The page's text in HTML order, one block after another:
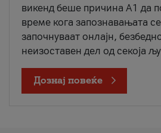
викенд беше причина А1 да
време кога запознавањата
започнуваат онлајн,
неизоставен дел од секоја
Дознај повеќе